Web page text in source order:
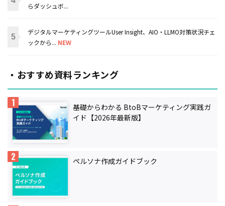
らダッシュボ...
デジタルマーケティングツールUser Insight、AIO・LLMO対策状況チェ
ックから... NEW
・おすすめ資料ランキング
基礎からわかる BtoBマーケティング実践ガ
イド【2026年最新版】
ペルソナ作成ガイドブック